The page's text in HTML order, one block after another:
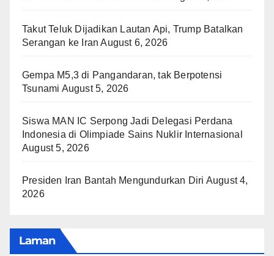
Takut Teluk Dijadikan Lautan Api, Trump Batalkan
Serangan ke Iran August 6, 2026
Gempa M5,3 di Pangandaran, tak Berpotensi
Tsunami August 5, 2026
Siswa MAN IC Serpong Jadi Delegasi Perdana
Indonesia di Olimpiade Sains Nuklir Internasional
August 5, 2026
Presiden Iran Bantah Mengundurkan Diri August 4,
2026
Laman